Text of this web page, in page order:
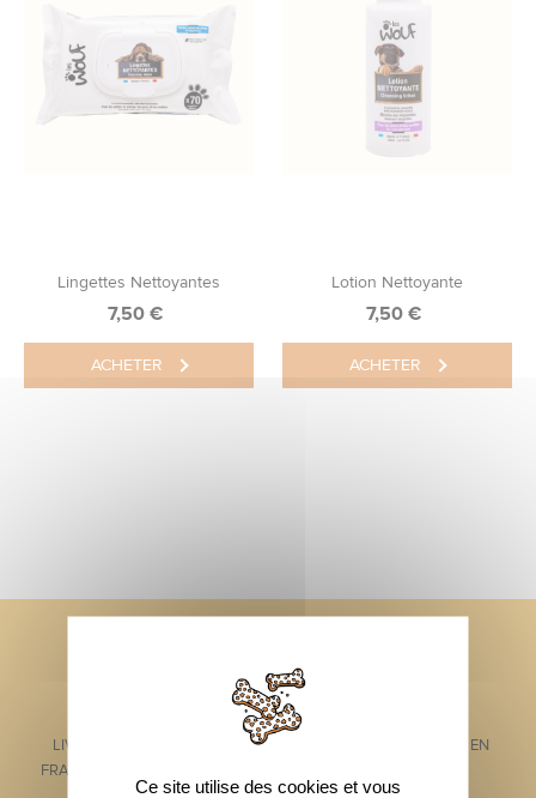
Lingettes Nettoyantes
7,50 €
ACHETER
Lotion Nettoyante
7,50 €
ACHETER
LIVRAISON OFFERTE EN
FRANCE METROPOLITAINE*
LIVRAISON GARANTIE EN
Ce site utilise des cookies et vous